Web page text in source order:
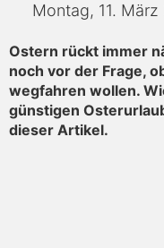
Montag, 11.
Ostern rückt immer
noch vor der Frage,
wegfahren wollen.
günstigen
dieser Artikel.